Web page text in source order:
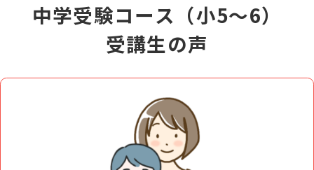
中学受験コース（小5～6）
受講生の声